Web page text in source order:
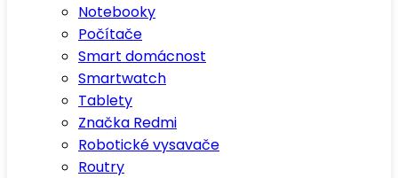
Notebooky
Počítače
Smart domácnost
Smartwatch
Tablety
Značka Redmi
Robotické vysavače
Routry